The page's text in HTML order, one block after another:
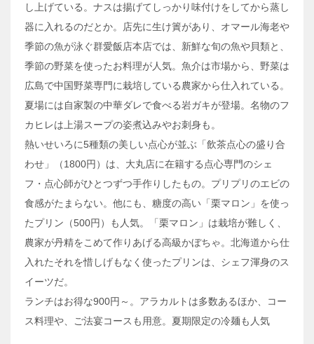
し上げている。ナスは揚げてしっかり味付けをしてから蒸し
器に入れるのだとか。店先に生け簀があり、オマール海老や
季節の魚が泳ぐ群愛飯店本店では、新鮮な旬の魚や貝類と、
季節の野菜を使ったお料理が人気。魚介は市場から、野菜は
広島で中国野菜専門に栽培している農家から仕入れている。
夏場には自家製の中華ダレで食べる岩ガキが登場。名物のフ
カヒレは上湯スープの姿煮込みやお刺身も。
熱いせいろに5種類の美しい点心が並ぶ「飲茶点心の盛り合
わせ」（1800円）は、大丸店に在籍する点心専門のシェ
フ・点心師がひとつずつ手作りしたもの。プリプリのエビの
食感がたまらない。他にも、糖度の高い「栗マロン」を使っ
たプリン（500円）も人気。「栗マロン」は栽培が難しく、
農家が丹精をこめて作りあげる高級かぼちゃ。北海道から仕
入れたそれを惜しげもなく使ったプリンは、シェフ渾身のス
イーツだ。
ランチはお得な900円～。アラカルトは多数あるほか、コー
ス料理や、ご法宴コースも用意。夏期限定の冷麺も人気